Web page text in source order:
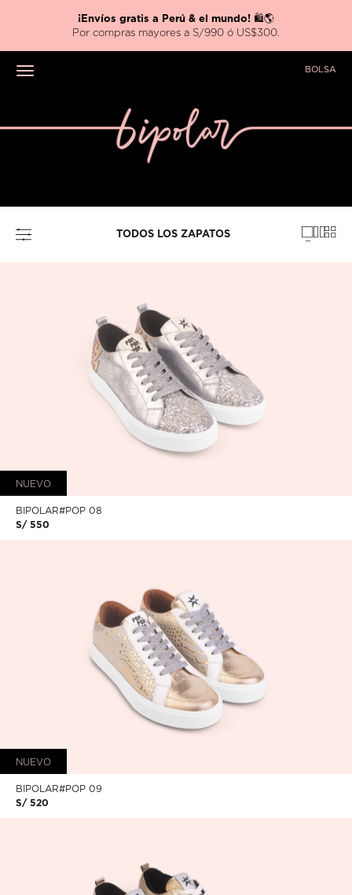
Nueva colección HARRY POTTER x BIPOLAR ⚡
NUEVO
BIPOLAR#POP 08
S/ 550
NUEVO
BIPOLAR#POP 09
S/ 520